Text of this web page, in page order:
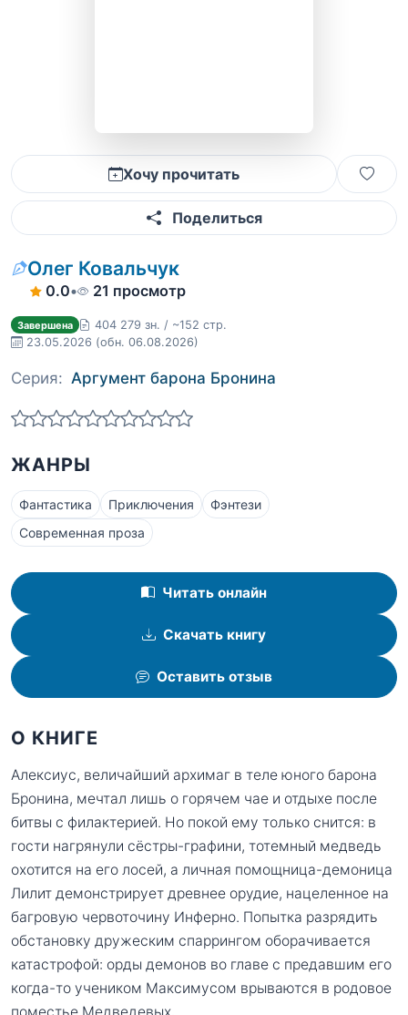
Хочу прочитать
Поделиться
Олег Ковальчук
0.0• 21 просмотр
Завершена
404 279 зн. / ~152 стр.
23.05.2026 (обн. 06.08.2026)
Серия: Аргумент барона Бронина
ЖАНРЫ
Фантастика Приключения
Фэнтези
Современная проза
Читать онлайн
Скачать книгу
Оставить отзыв
О КНИГЕ
Алексиус, величайший архимаг в теле юного барона
Бронина, мечтал лишь о горячем чае и отдыхе после
битвы с филактерией. Но покой ему только снится: в
гости нагрянули сёстры-графини, тотемный медведь
охотится на его лосей, а личная помощница-демоница
Лилит демонстрирует древнее орудие, нацеленное на
багровую червоточину Инферно. Попытка разрядить
обстановку дружеским спаррингом оборачивается
катастрофой: орды демонов во главе с предавшим его
когда-то учеником Максимусом врываются в родовое
поместье Медведевых.